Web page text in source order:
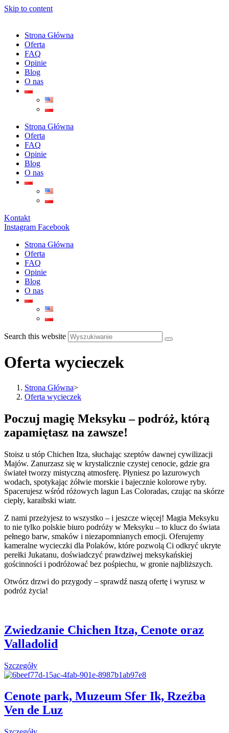
Skip to content
Strona Główna
Oferta
FAQ
Opinie
Blog
O nas
Strona Główna
Oferta
FAQ
Opinie
Blog
O nas
Kontakt
Instagram Facebook
Strona Główna
Oferta
FAQ
Opinie
Blog
O nas
Search this website
Oferta wycieczek
Strona Główna>
Oferta wycieczek
Poczuj magię Meksyku – podróż, którą
zapamiętasz na zawsze!
Stoisz u stóp Chichen Itza, słuchając szeptów dawnej cywilizacji
Majów. Zanurzasz się w krystalicznie czystej cenocie, gdzie gra
świateł tworzy mistyczną atmosferę. Płyniesz po lazurowych
wodach, spotykając żółwie morskie i bajecznie kolorowe ryby.
Spacerujesz wśród różowych lagun Las Coloradas, czując na skórze
ciepły, karaibski wiatr.
Z nami przeżyjesz to wszystko – i jeszcze więcej! Magia Meksyku
to nie tylko polskie biuro podróży w Meksyku – to klucz do świata
pełnego barw, smaków i niezapomnianych emocji. Oferujemy
kameralne wycieczki dla Polaków, które pozwolą Ci odkryć ukryte
perełki Jukatanu, doświadczyć prawdziwej meksykańskiej
gościnności i podróżować bez pośpiechu, w gronie najbliższych.
Otwórz drzwi do przygody – sprawdź naszą ofertę i wyrusz w
podróż życia!
Zwiedzanie Chichen Itza, Cenote oraz
Valladolid
Szczegóły
Cenote park, Muzeum Sfer Ik, Rzeźba
Ven de Luz